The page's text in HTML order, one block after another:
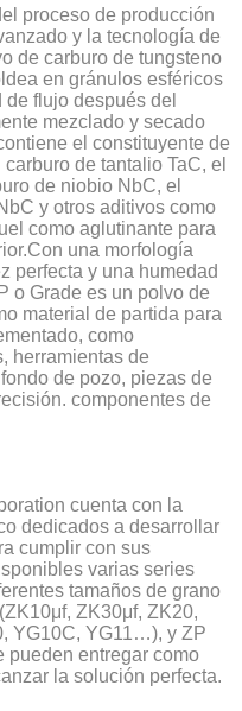
proceso de producción
y la tecnología de
de carburo de tungsteno
en gránulos esféricos
flujo después del
mezclado y secado
el constituyente de
de tantalio TaC, el
de niobio NbC, el
y otros aditivos como
como aglutinante para
Con una morfología
perfecta y una humedad
o Grade es un polvo de
material de partida para
como
herramientas de
de pozo, piezas de
componentes de
cuenta con la
dedicados a desarrollar
cumplir con sus
varias series
tamaños de grano
ZK30μf, ZK20,
YG10C, YG11…), y ZP
pueden entregar como
la solución perfecta.